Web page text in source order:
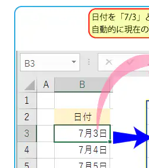
#クラブオフ
無料